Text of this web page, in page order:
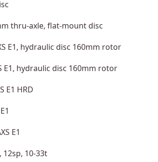
thru-axle, flat-mount disc
E1, hydraulic disc 160mm rotor
E1, hydraulic disc 160mm rotor
E1 HRD
E1
12sp, 10-33t